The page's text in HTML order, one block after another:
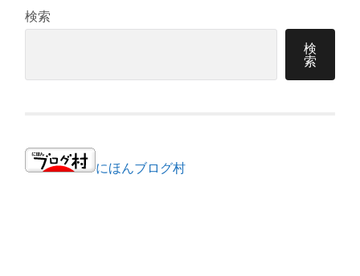
検索
検
索
にほんブログ村